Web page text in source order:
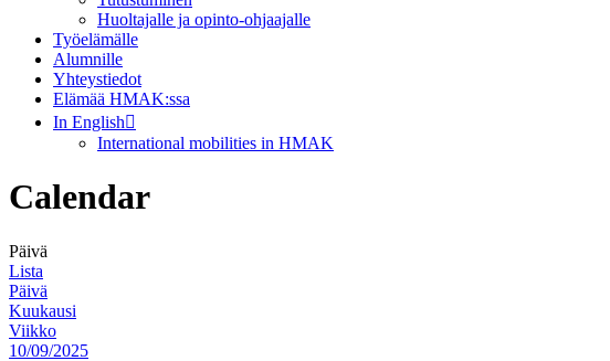
Huoltajalle ja opinto-ohjaajalle
Työelämälle
Alumnille
Yhteystiedot
Elämää HMAK:ssa
In English
International mobilities in HMAK
Calendar
Päivä
Lista
Päivä
Kuukausi
Viikko
10/09/2025